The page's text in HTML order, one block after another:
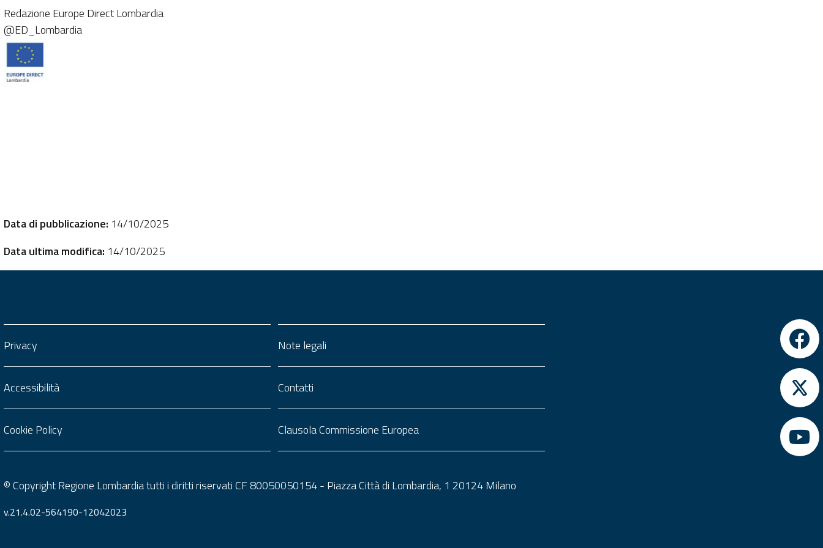
Redazione Europe Direct Lombardia
@ED_Lombardia
Data di pubblicazione: 14/10/2025
Data ultima modifica: 14/10/2025
Privacy
Accessibilità
Cookie Policy
Note legali
Contatti
Clausola Commissione Europea
© Copyright Regione Lombardia tutti i diritti riservati CF 80050050154 - Piazza Città di Lombardia, 1 20124 Milano
v.21.4.02-564190-12042023